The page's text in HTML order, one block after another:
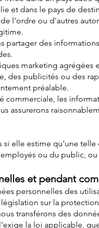
et dans le pays de
l'ordre ou d'autres
des
marketing agrégées
des publicités ou des
préalable.
les
assurerons
elle estime qu'une
ou du public,
et pendant
personnelles des
sur la
transférons des
la loi applicable,